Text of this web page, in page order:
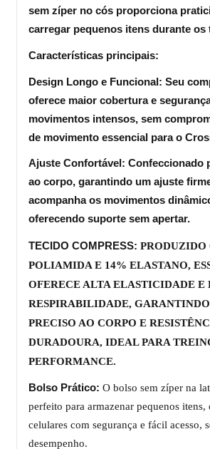
sem zíper no cós proporciona
carregar pequenos itens durante os
Características principais:
Design Longo e Funcional: Seu
oferece maior cobertura e
movimentos intensos, sem
de movimento essencial para o
Ajuste Confortável: Confeccionado
ao corpo, garantindo um ajuste
acompanha os movimentos
oferecendo suporte sem apertar.
TECIDO COMPRESS: PRODUZIDO
POLIAMIDA E 14% ELASTANO,
OFERECE ALTA ELASTICIDADE E
RESPIRABILIDADE,
PRECISO AO CORPO E
DURADOURA, IDEAL PARA
PERFORMANCE.
Bolso Prático: O bolso sem zíper na
perfeito para armazenar pequenos itens,
celulares com segurança e fácil acesso,
desempenho.